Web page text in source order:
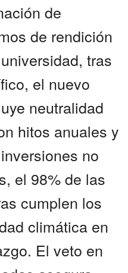
de
de rendición
tras
el nuevo
neutralidad
hitos anuales y
no
el 98% de las
cumplen los
climática en
El veto en